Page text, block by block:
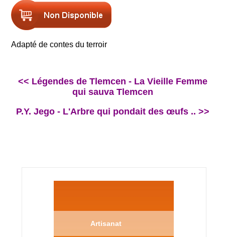
Adapté de contes du terroir
<< Légendes de Tlemcen - La Vieille Femme
qui sauva Tlemcen
P.Y. Jego - L'Arbre qui pondait des œufs .. >>
Artisanat